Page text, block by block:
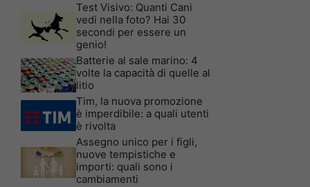
Test Visivo: Quanti Cani
vedi nella foto? Hai 30
secondi per essere un
genio!
Batterie al sale marino: 4
volte la capacità di quelle al
litio
Tim, la nuova promozione
è imperdibile: a quali utenti
è rivolta
Assegno unico per i figli,
nuove tempistiche e
importi: quali sono i
cambiamenti